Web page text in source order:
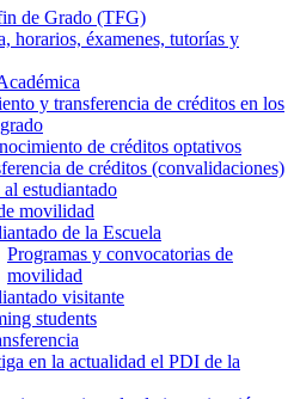
de Grado (TFG)
horarios, éxamenes, tutorías y
y transferencia de créditos en los
de créditos optativos
de créditos (convalidaciones)
estudiantado
movilidad
de la Escuela
Programas y convocatorias de
movilidad
visitante
students
en la actualidad el PDI de la